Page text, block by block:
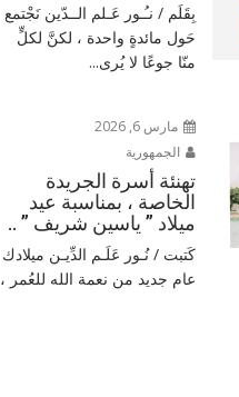
بِقَلَم / نـُـور عَـلم الــدّين نَجْتمع
حَول مائدةٍ واحدة ، لكنَّ لكلٍّ
منّا جوعًا لا يُرى...
مارس 6, 2026
الجمهورية
تهنئة أسرة الجريدة
الخاصة ، بمناسبة عيد
ميلاد ” ياسين شريف ” ..
كَتبت / نُـور عَلَـم الدِّيـن ميلادك
عام جديد من نعمة الله للعُمر ،